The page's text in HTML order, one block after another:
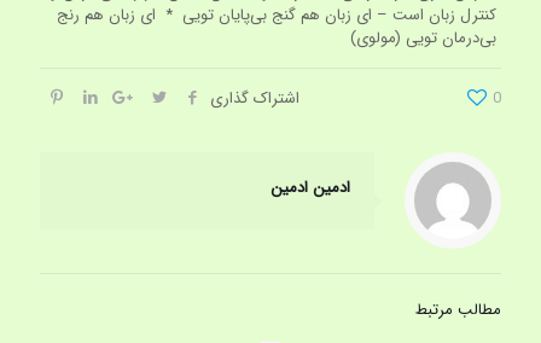
کنترل زبان است – ای زبان هم گنج بی‌پایان تویی * ای زبان هم رنج
بی‌درمان تویی (مولوی)
اشتراک گذاری 0
ادمین ادمین
مطالب مرتبط